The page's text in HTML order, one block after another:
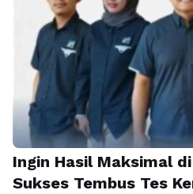
Ingin Hasil Maksimal
Sukses Tembus Tes